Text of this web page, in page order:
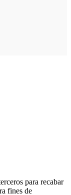
para recabar
fines de